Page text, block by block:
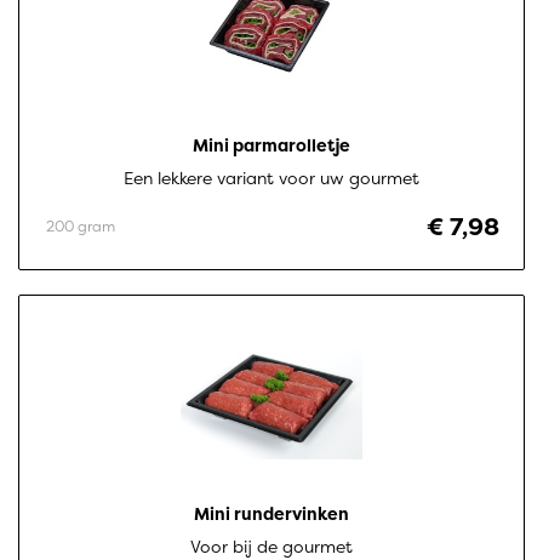
Mini parmarolletje
Een lekkere variant voor uw gourmet
€ 7,98
200 gram
Mini rundervinken
Voor bij de gourmet